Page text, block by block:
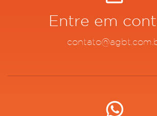
Entre em